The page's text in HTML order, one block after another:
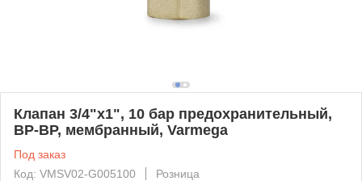
Клапан 3/4"х1", 10 бар предохранительный,
ВР-ВР, мембранный, Varmega
Под заказ
Код: VMSV02-G005100
Розница